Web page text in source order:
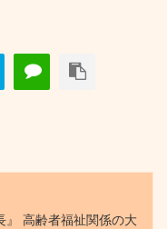
』 高齢者福祉関係の大